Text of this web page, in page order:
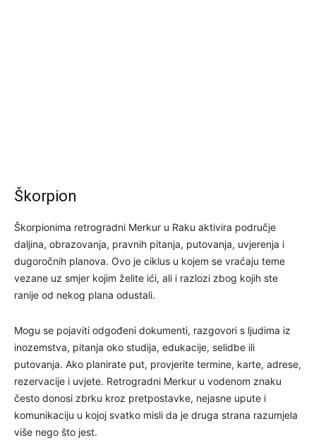
Škorpion
Škorpionima retrogradni Merkur u Raku aktivira područje
daljina, obrazovanja, pravnih pitanja, putovanja, uvjerenja i
dugoročnih planova. Ovo je ciklus u kojem se vraćaju teme
vezane uz smjer kojim želite ići, ali i razlozi zbog kojih ste
ranije od nekog plana odustali.
Mogu se pojaviti odgođeni dokumenti, razgovori s ljudima iz
inozemstva, pitanja oko studija, edukacije, selidbe ili
putovanja. Ako planirate put, provjerite termine, karte, adrese,
rezervacije i uvjete. Retrogradni Merkur u vodenom znaku
često donosi zbrku kroz pretpostavke, nejasne upute i
komunikaciju u kojoj svatko misli da je druga strana razumjela
više nego što jest.